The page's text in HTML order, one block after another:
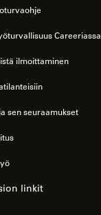
Careeriassa
ilmoittaminen
sen seuraamukset
linkit